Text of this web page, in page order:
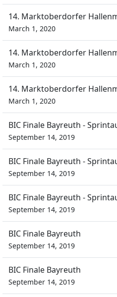
14. Marktoberdorfer
March 1, 2020
14. Marktoberdorfer
March 1, 2020
14. Marktoberdorfer
March 1, 2020
BIC Finale Bayreuth -
September 14, 2019
BIC Finale Bayreuth -
September 14, 2019
BIC Finale Bayreuth -
September 14, 2019
BIC Finale Bayreuth
September 14, 2019
BIC Finale Bayreuth
September 14, 2019